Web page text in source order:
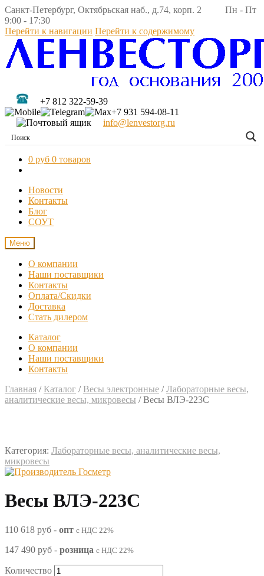
Санкт-Петербург, Октябрьская наб., д.74, корп. 2 Пн - Пт
9:00 - 17:30
Перейти к навигации Перейти к содержимому
+7 812 322-59-39
+7 931 594-08-11
info@lenvestorg.ru
0 руб 0 товаров
Новости
Контакты
Блог
СОУТ
Меню
О компании
Наши поставщики
Контакты
Оплата/Скидки
Доставка
Стать дилером
Каталог
О компании
Наши поставщики
Контакты
Главная / Каталог / Весы электронные /Лабораторные весы,
аналитические весы, микровесы /Весы ВЛЭ-223С
Категория: Лабораторные весы, аналитические весы,
микровесы
Весы ВЛЭ-223С
110 618 руб - опт с НДС 22%
147 490 руб - розница с НДС 22%
Количество